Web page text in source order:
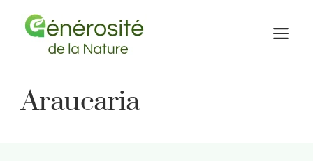
Araucaria